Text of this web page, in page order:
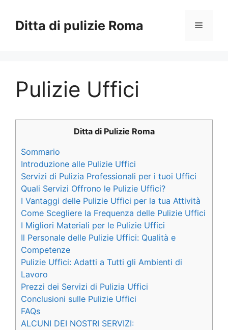
contenuto
Ditta di pulizie Roma Menu
Pulizie Uffici
Ditta di Pulizie Roma
Sommario
Introduzione alle Pulizie Uffici
Servizi di Pulizia Professionali per i tuoi Uffici
Quali Servizi Offrono le Pulizie Uffici?
I Vantaggi delle Pulizie Uffici per la tua Attività
Come Scegliere la Frequenza delle Pulizie Uffici
I Migliori Materiali per le Pulizie Uffici
Il Personale delle Pulizie Uffici: Qualità e
Competenze
Pulizie Uffici: Adatti a Tutti gli Ambienti di
Lavoro
Prezzi dei Servizi di Pulizia Uffici
Conclusioni sulle Pulizie Uffici
FAQs
ALCUNI DEI NOSTRI SERVIZI: